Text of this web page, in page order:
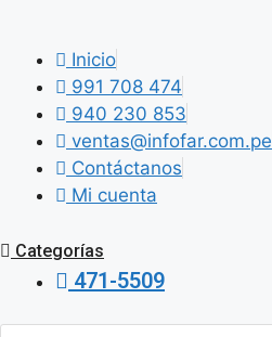
contenidoInicio
991 708 474
940 230 853
ventas@infofar.com.pe
Contáctanos
Mi cuenta
Categorías
471-5509
Búsqueda